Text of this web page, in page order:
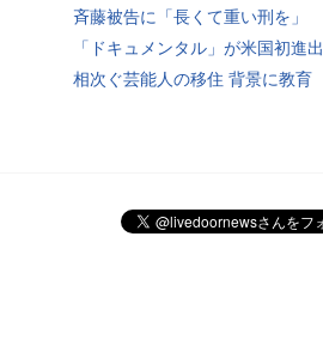
斉藤被告に「長くて重い刑を」
「ドキュメンタル」が米国初進出
相次ぐ芸能人の移住 背景に教育